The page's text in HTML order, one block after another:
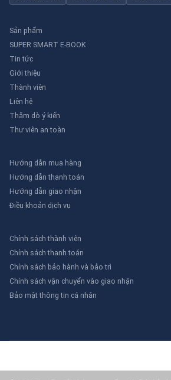
Sản phẩm
SUPER SMART E-BOOK
Tin tức
Giới thiệu
Thành viên
Liên hệ
Thăm dò ý kiến
Thư viên an toàn
Hướng dẫn mua hàng
Hướng dẫn thanh toán
Hướng dẫn giao nhận
Điều khoản dịch vụ
Chính sách thành viên
Chính sách thanh toán
Chính sách bảo hành và bảo trì
Chính sách vận chuyển vào giao nhận
Bảo mật thông tin cá nhân